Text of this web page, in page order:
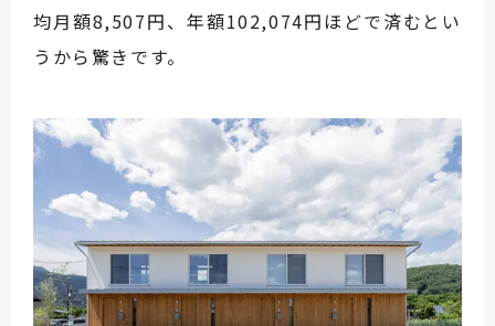
均月額8,507円、年額102,074円ほどで済むとい
うから驚きです。